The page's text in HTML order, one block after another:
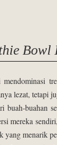
lezat,
buahan
mereka
menarik